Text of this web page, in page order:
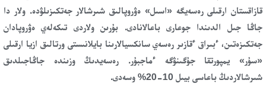
قازاقستان ارقىلى رەسەيگە «اسىل» ەۋروپالىق شىرشالار جەتكىزىلۋدە. ولار دا
جاڭا جىل الدىندا جوعارى باعالانادى. بۇرىن ولاردى تىكەلەي ەۋروپادان
جەتكىزەتىن، ءبىراق ءقازىر رەسەي سانكسيالارىنا بايلانىستى ورتالىق ازيا ارقىلى
«سۇر» يمپورتقا جۇگىنۋگە ءماجبۇر. رەسەيدىڭ وزىندە جاڭاجىلدىق
شىرشالاردىڭ باعاسى بيىل 10-20% وسەدى.